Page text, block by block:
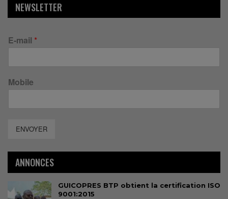
NEWSLETTER
E-mail *
Mobile
ENVOYER
ANNONCES
GUICOPRES BTP obtient la certification ISO
9001:2015